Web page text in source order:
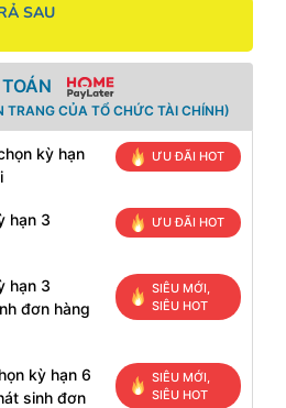
SAU
TRANG CỦA TỔ CHỨC TÀI CHÍNH)
kỳ hạn
ƯU ĐÃI HOT
hạn 3
ƯU ĐÃI HOT
hạn 3
đơn hàng
SIÊU MỚI,
SIÊU HOT
kỳ hạn 6
sinh đơn
SIÊU MỚI,
SIÊU HOT